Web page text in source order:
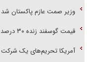
وزیر صمت عازم پاکستان شد
قیمت گوسفند زنده ۳۰ درصد کاهش یافت؛ گوشت ارزان نشد
آمریکا تحریم‌های یک شرکت